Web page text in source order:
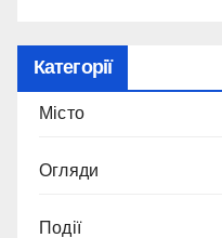
Категорії
Місто
Огляди
Події